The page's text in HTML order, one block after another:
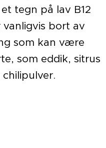
tegn på lav B12
vanligvis bort av
som kan være
som eddik, sitrus